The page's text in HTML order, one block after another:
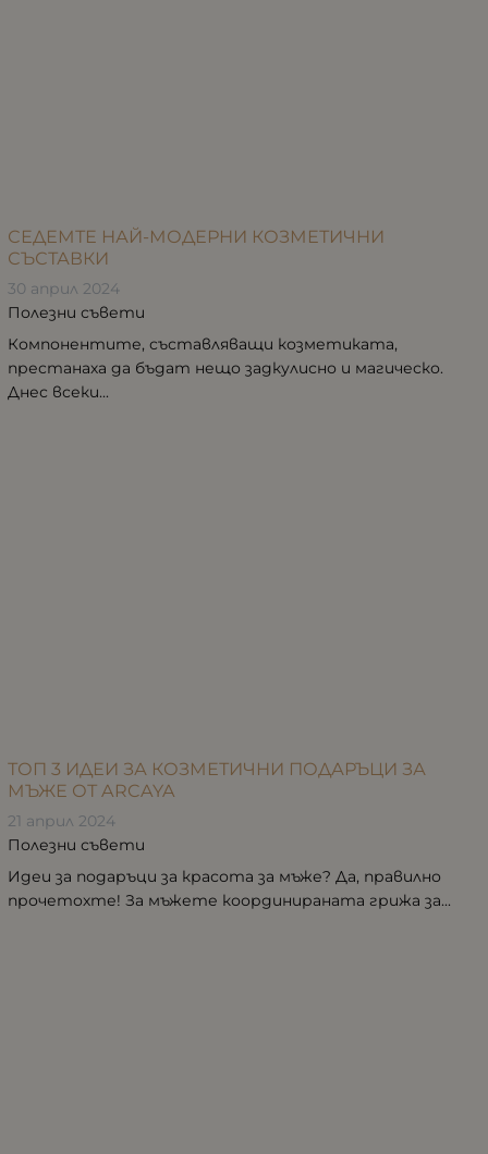
СЕДЕМТЕ НАЙ-МОДЕРНИ КОЗМЕТИЧНИ
СЪСТАВКИ
30 април 2024
Полезни съвети
Компонентите, съставляващи козметиката,
престанаха да бъдат нещо задкулисно и магическо.
Днес всеки...
ТОП 3 ИДЕИ ЗА КОЗМЕТИЧНИ ПОДАРЪЦИ ЗА
МЪЖЕ ОТ ARCAYA
21 април 2024
Полезни съвети
Идеи за подаръци за красота за мъже? Да, правилно
прочетохте! За мъжете координираната грижа за...